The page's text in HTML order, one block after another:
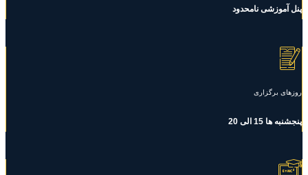
پنل آموزشی نامحدود
روزهای برگزاری
پنجشنبه ها 15 الی 20